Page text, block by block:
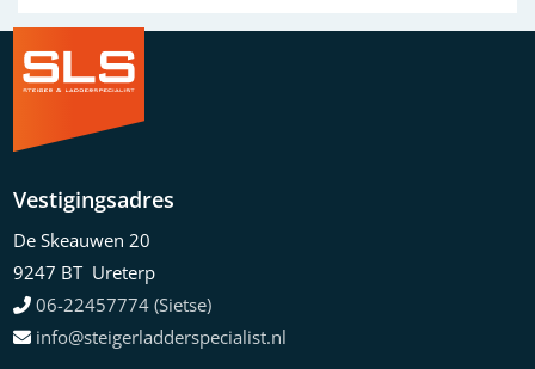
Vestigingsadres
De Skeauwen 20
9247 BT Ureterp
06-22457774 (Sietse)
info@steigerladderspecialist.nl